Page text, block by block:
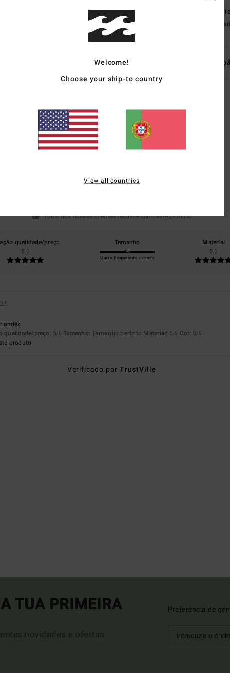
Pontuação média
5.0/5
100% dos nossos clientes recomendam este produto
qualidade/preço
5.0
Tamanho
Muito pequeno
Demasiado grande
Material
5.0
qualidade/preço: 5/5 Tamanho: Tamanho perfeito Material: 5/5 Cor: 5/5
produto
Verificado por TrustVille
TUA PRIMEIRA
novidades e ofertas
Preferência de
Welcome!
Choose your ship-to country
View all countries